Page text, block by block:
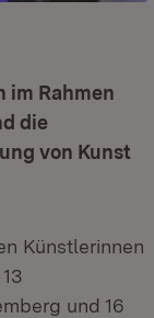
im Rahmen
die
von Kunst
Künstlerinnen
und 16